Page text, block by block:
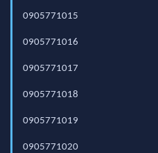
0905771015
0905771016
0905771017
0905771018
0905771019
0905771020